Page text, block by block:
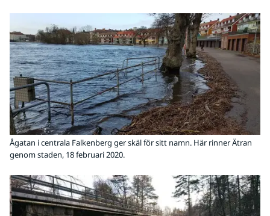
Ågatan i centrala Falkenberg ger skäl för sitt namn. Här rinner Ätran
genom staden, 18 februari 2020.